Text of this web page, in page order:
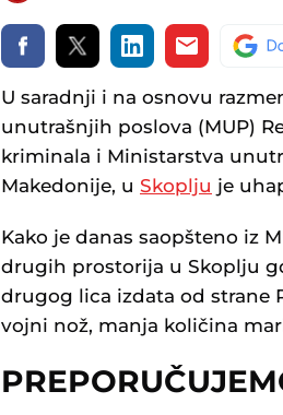
U saradnji i na osnovu
unutrašnjih poslova (MUP)
kriminala i Ministarstva
Makedonije, u Skoplju je
Kako je danas saopšteno iz
drugih prostorija u Skoplju
drugog lica izdata od strane
vojni nož, manja količina